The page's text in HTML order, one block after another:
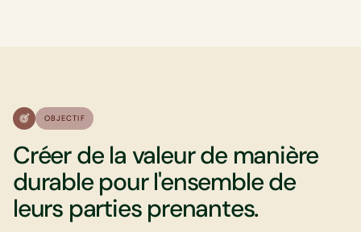
OBJECTIF
Créer de la valeur de manière
durable pour l'ensemble de
leurs parties prenantes.